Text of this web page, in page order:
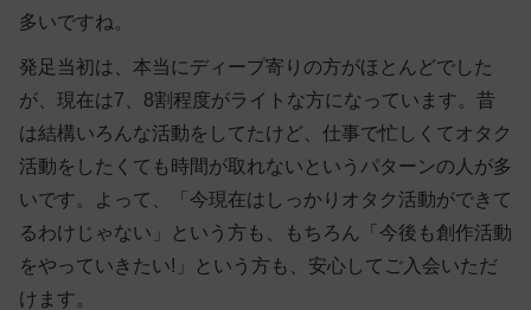
多いですね。
発足当初は、本当にディープ寄りの方がほとんどでした
が、現在は7、8割程度がライトな方になっています。 昔
は結構いろんな活動をしてたけど、仕事で忙しくてオタク
活動をしたくても時間が取れないというパターンの人が多
いです。よって、「今現在はしっかりオタク活動ができて
るわけじゃない」という方も、もちろん「今後も創作活動
をやっていきたい!」という方も、安心してご入会いただ
けます。